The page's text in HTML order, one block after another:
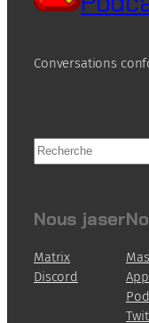
Conversations
R
e
e
c
h
Nous jaser
Matrix
Discord